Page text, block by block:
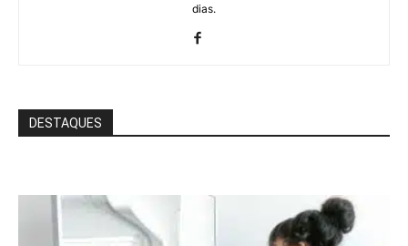
dias.
DESTAQUES